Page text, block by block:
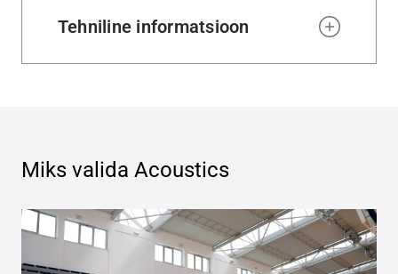
Tehniline informatsioon
Miks valida Acoustics